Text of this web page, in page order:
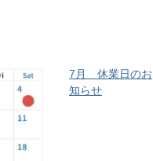
7月 休業日のお
知らせ